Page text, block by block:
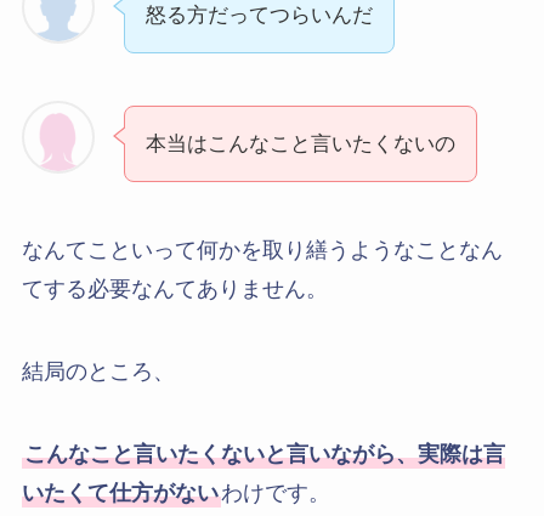
怒る方だってつらいんだ
本当はこんなこと言いたくないの
なんてこといって何かを取り繕うようなことなん
てする必要なんてありません。
結局のところ、
こんなこと言いたくないと言いながら、実際は言
いたくて仕方がないわけです。